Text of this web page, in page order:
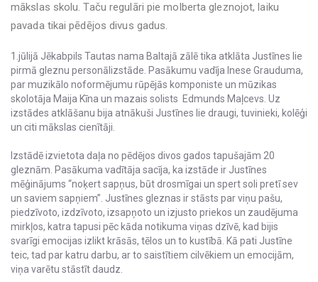
mākslas skolu. Taču regulāri pie molberta gleznojot, laiku
pavada tikai pēdējos divus gadus.
1.jūlijā Jēkabpils Tautas nama Baltajā zālē tika atklāta Justīnes Iie
pirmā gleznu personālizstāde. Pasākumu vadīja Inese Grauduma,
par muzikālo noformējumu rūpējās komponiste un mūzikas
skolotāja Maija Kīna un mazais solists Edmunds Maļcevs. Uz
izstādes atklāšanu bija atnākuši Justīnes Iie draugi, tuvinieki, kolēģi
un citi mākslas cienītāji.
Izstādē izvietota daļa no pēdējos divos gados tapušajām 20
gleznām. Pasākuma vadītāja sacīja, ka izstāde ir Justīnes
mēģinājums “noķert sapņus, būt drosmīgai un spert soli pretī sev
un saviem sapņiem”. Justīnes gleznas ir stāsts par viņu pašu,
piedzīvoto, izdzīvoto, izsapņoto un izjusto priekos un zaudējuma
mirkļos, katra tapusi pēc kāda notikuma viņas dzīvē, kad bijis
svarīgi emocijas izlikt krāsās, tēlos un to kustībā. Kā pati Justīne
teic, tad par katru darbu, ar to saistītiem cilvēkiem un emocijām,
viņa varētu stāstīt daudz.